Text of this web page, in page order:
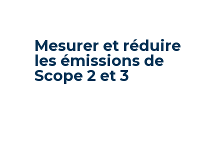
Mesurer et réduire
les émissions de
Scope 2 et 3